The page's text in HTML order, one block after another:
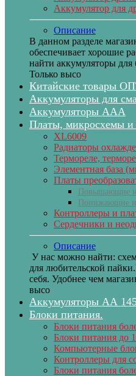
Аккумулятор для
Описание
В данном разделе
обеспечивает хорошие
найти аккумуляторы
Только высо
Китайские товары
Аккумуляторы для
Аккумуляторы ААА
Платы, микросхемы и
XL6009
Радиаторы
Термореле,
Элементная база
Платы
Повышающие
Понижающие
Контроллеры и
Сердечники и
Описание
У нас можно найти:
для любительской
себя. Удобнее чем
высо
Аккумуляторы АА
Блоки питания.
Блоки питания
Блоки питания до
Компьютерные
Контроллеры для
Блоки питания